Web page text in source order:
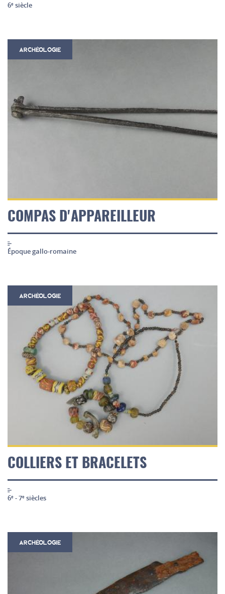
6e siècle
ARCHÉOLOGIE
COMPAS D'APPAREILLEUR
Époque gallo-romaine
ARCHÉOLOGIE
COLLIERS ET BRACELETS
6e - 7e siècles
ARCHÉOLOGIE